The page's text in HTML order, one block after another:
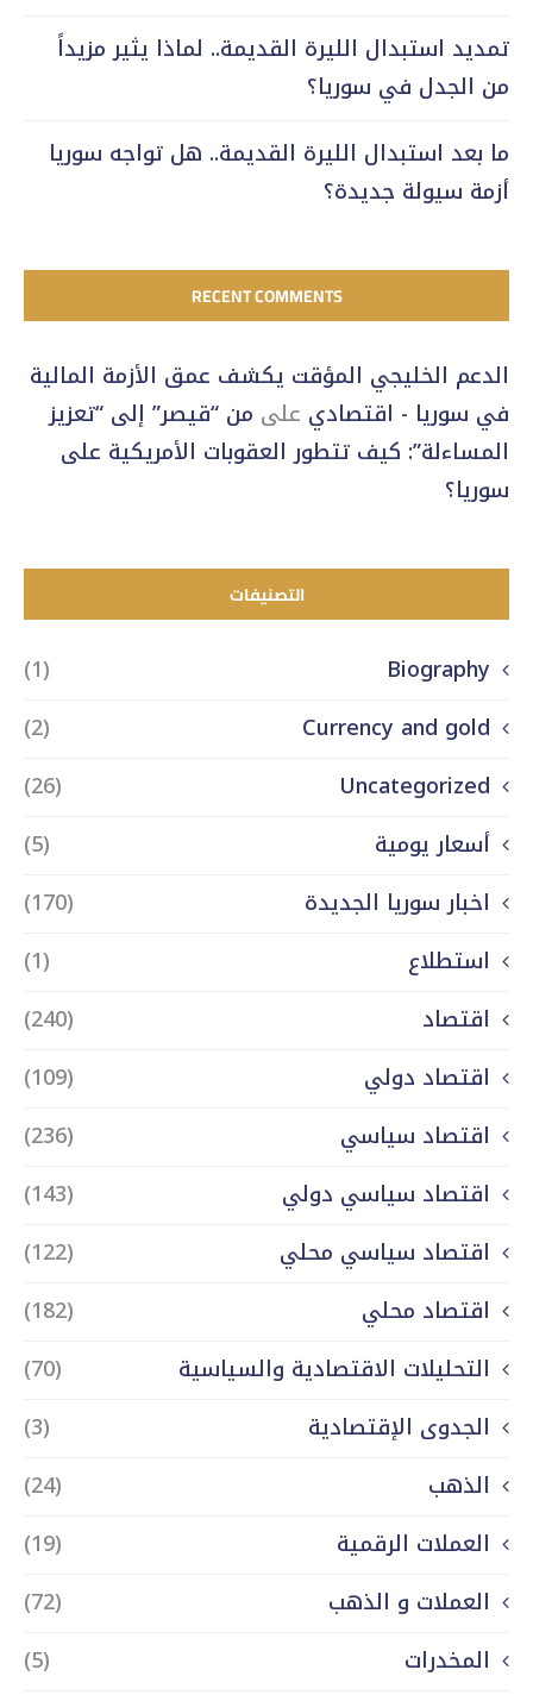
تمديد استبدال الليرة القديمة.. لماذا يثير مزيداً
من الجدل في سوريا؟
ما بعد استبدال الليرة القديمة.. هل تواجه سوريا
أزمة سيولة جديدة؟
RECENT COMMENTS
الدعم الخليجي المؤقت يكشف عمق الأزمة المالية
في سوريا - اقتصادي على من “قيصر” إلى “تعزيز
المساءلة”: كيف تتطور العقوبات الأمريكية على
سوريا؟
التصنيفات
Biography
(1)
Currency and gold
(2)
Uncategorized
(26)
أسعار يومية
(5)
اخبار سوريا الجديدة
(170)
استطلاع
(1)
اقتصاد
(240)
اقتصاد دولي
(109)
اقتصاد سياسي
(236)
اقتصاد سياسي دولي
(143)
اقتصاد سياسي محلي
(122)
اقتصاد محلي
(182)
التحليلات الاقتصادية والسياسية
(70)
الجدوى الإقتصادية
(3)
الذهب
(24)
العملات الرقمية
(19)
العملات و الذهب
(72)
المخدرات
(5)